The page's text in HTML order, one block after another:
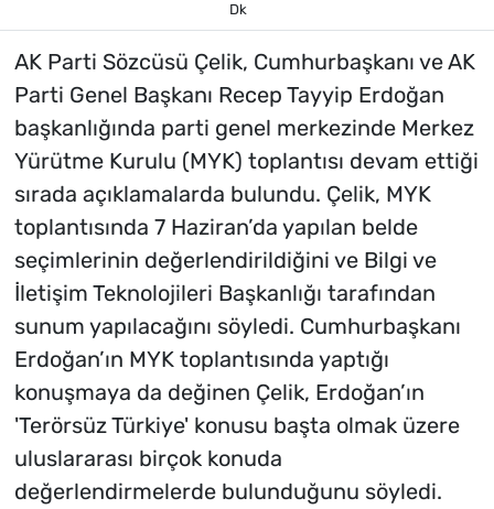
Dk
AK Parti Sözcüsü Çelik, Cumhurbaşkanı ve AK
Parti Genel Başkanı Recep Tayyip Erdoğan
başkanlığında parti genel merkezinde Merkez
Yürütme Kurulu (MYK) toplantısı devam ettiği
sırada açıklamalarda bulundu. Çelik, MYK
toplantısında 7 Haziran’da yapılan belde
seçimlerinin değerlendirildiğini ve Bilgi ve
İletişim Teknolojileri Başkanlığı tarafından
sunum yapılacağını söyledi. Cumhurbaşkanı
Erdoğan’ın MYK toplantısında yaptığı
konuşmaya da değinen Çelik, Erdoğan’ın
'Terörsüz Türkiye' konusu başta olmak üzere
uluslararası birçok konuda
değerlendirmelerde bulunduğunu söyledi.